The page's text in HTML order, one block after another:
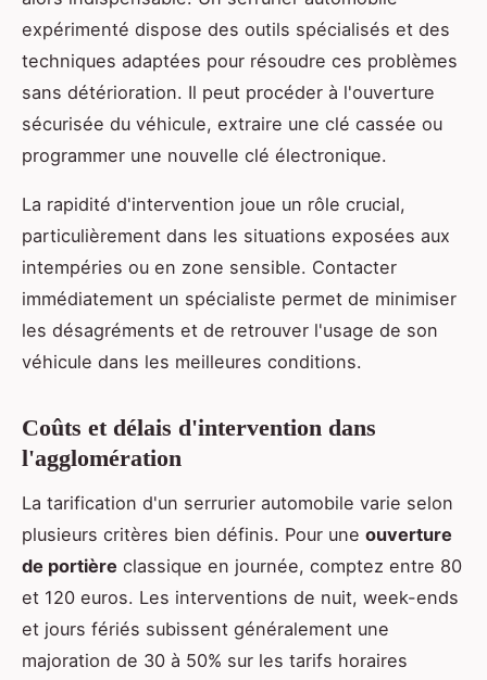
expérimenté dispose des outils spécialisés et des
techniques adaptées pour résoudre ces problèmes
sans détérioration. Il peut procéder à l'ouverture
sécurisée du véhicule, extraire une clé cassée ou
programmer une nouvelle clé électronique.
La rapidité d'intervention joue un rôle crucial,
particulièrement dans les situations exposées aux
intempéries ou en zone sensible. Contacter
immédiatement un spécialiste permet de minimiser
les désagréments et de retrouver l'usage de son
véhicule dans les meilleures conditions.
Coûts et délais d'intervention dans
l'agglomération
La tarification d'un serrurier automobile varie selon
plusieurs critères bien définis. Pour une ouverture
de portière classique en journée, comptez entre 80
et 120 euros. Les interventions de nuit, week-ends
et jours fériés subissent généralement une
majoration de 30 à 50% sur les tarifs horaires